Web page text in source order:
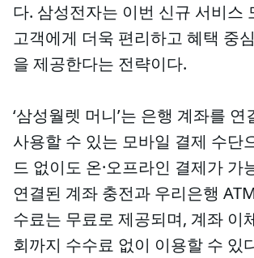
다. 삼성전자는 이번 신규 서비스
고객에게 더욱 편리하고 혜택 중
을 제공한다는 전략이다.
‘삼성월렛 머니’는 은행 계좌를 연
사용할 수 있는 모바일 결제 수단
드 없이도 온·오프라인 결제가 가
연결된 계좌 충전과 우리은행
수료는 무료로 제공되며, 계좌 이
회까지 수수료 없이 이용할 수 있